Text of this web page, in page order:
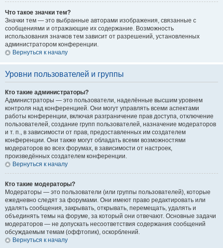
Что такое значки тем?
Значки тем — это выбранные авторами изображения, связанные с
сообщениями и отражающие их содержание. Возможность
использования значков тем зависит от разрешений, установленных
администратором конференции.
Вернуться к началу
Уровни пользователей и группы
Кто такие администраторы?
Администраторы — это пользователи, наделённые высшим уровнем
контроля над конференцией. Они могут управлять всеми аспектами
работы конференции, включая разграничение прав доступа, отключение
пользователей, создание групп пользователей, назначение модераторов
и т. п., в зависимости от прав, предоставленных им создателем
конференции. Они также могут обладать всеми возможностями
модераторов во всех форумах, в зависимости от настроек,
произведённых создателем конференции.
Вернуться к началу
Кто такие модераторы?
Модераторы — это пользователи (или группы пользователей), которые
ежедневно следят за форумами. Они имеют право редактировать или
удалять сообщения, закрывать, открывать, перемещать, удалять и
объединять темы на форуме, за который они отвечают. Основные задачи
модераторов — не допускать несоответствия содержания сообщений
обсуждаемым темам (оффтопик), оскорблений.
Вернуться к началу